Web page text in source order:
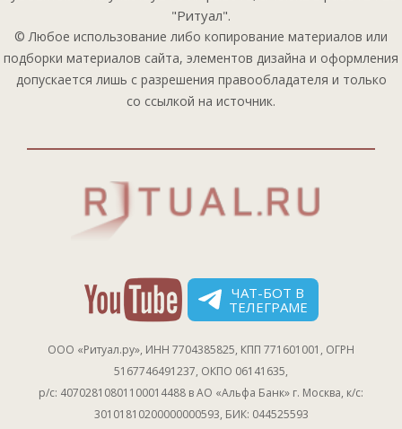
"Ритуал".
© Любое использование либо копирование материалов или
подборки материалов сайта, элементов дизайна и оформления
допускается лишь с разрешения правообладателя и только
со ссылкой на источник.
ЧАТ-БОТ В
ТЕЛЕГРАМЕ
ООО «Ритуал.ру», ИНН 7704385825, КПП 771601001, ОГРН
5167746491237, ОКПО 06141635,
р/с: 40702810801100014488 в АО «Альфа Банк» г. Москва, к/с:
30101810200000000593, БИК: 044525593